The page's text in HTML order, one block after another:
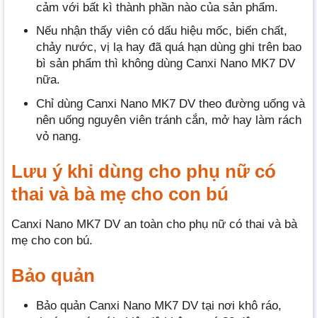
cảm với bất kì thành phần nào của sản phẩm.
Nếu nhận thấy viên có dấu hiệu mốc, biến chất,
chảy nước, vị lạ hay đã quá hạn dùng ghi trên bao
bì sản phẩm thì không dùng Canxi Nano MK7 DV
nữa.
Chỉ dùng Canxi Nano MK7 DV theo đường uống và
nên uống nguyên viên tránh cắn, mở hay làm rách
vỏ nang.
Lưu ý khi dùng cho phụ nữ có
thai và bà mẹ cho con bú
Canxi Nano MK7 DV an toàn cho phụ nữ có thai và bà
mẹ cho con bú.
Bảo quản
Bảo quản Canxi Nano MK7 DV tại nơi khô ráo,